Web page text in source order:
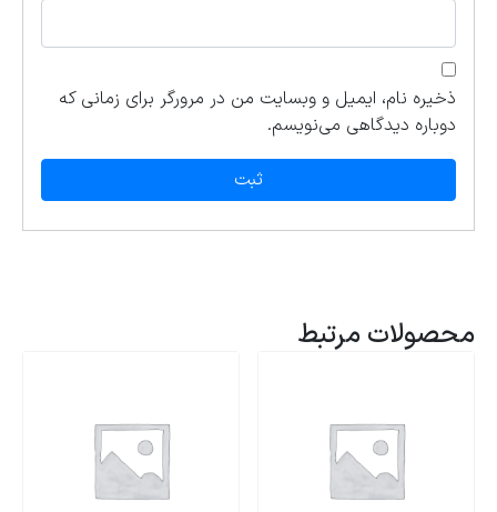
ذخیره نام، ایمیل و وبسایت من در مرورگر برای زمانی که
دوباره دیدگاهی می‌نویسم.
محصولات مرتبط